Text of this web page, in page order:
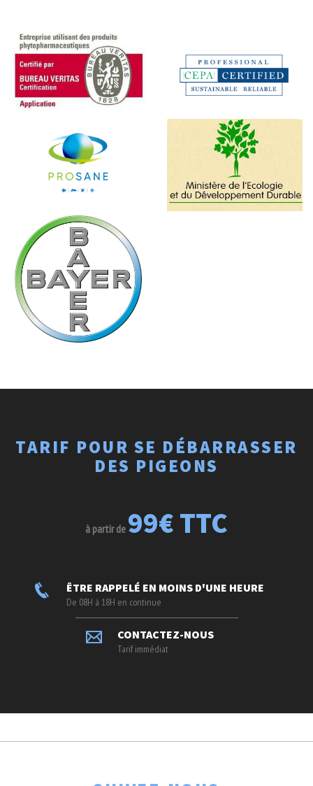
TARIF POUR SE DÉBARRASSER
DES PIGEONS
à partir de 99€ TTC
ÊTRE RAPPELÉ EN MOINS D'UNE HEURE
De 08H à 18H en continue
CONTACTEZ-NOUS
Tarif immédiat